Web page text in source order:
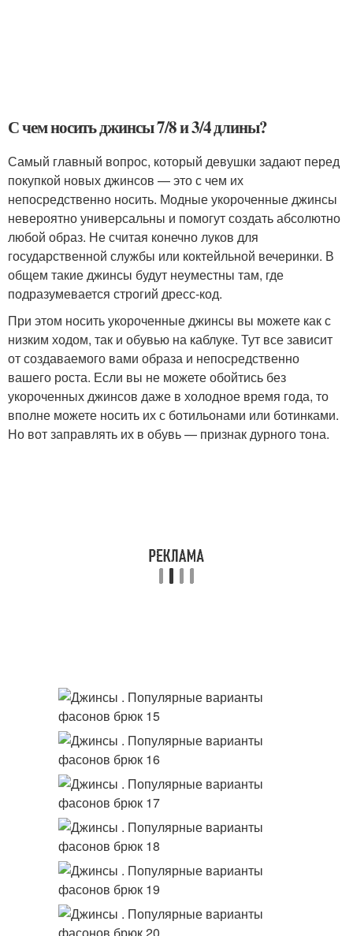
С чем носить джинсы 7/8 и 3/4 длины?
Самый главный вопрос, который девушки задают перед
покупкой новых джинсов — это с чем их
непосредственно носить. Модные укороченные джинсы
невероятно универсальны и помогут создать абсолютно
любой образ. Не считая конечно луков для
государственной службы или коктейльной вечеринки. В
общем такие джинсы будут неуместны там, где
подразумевается строгий дресс-код.
При этом носить укороченные джинсы вы можете как с
низким ходом, так и обувью на каблуке. Тут все зависит
от создаваемого вами образа и непосредственно
вашего роста. Если вы не можете обойтись без
укороченных джинсов даже в холодное время года, то
вполне можете носить их с ботильонами или ботинками.
Но вот заправлять их в обувь — признак дурного тона.